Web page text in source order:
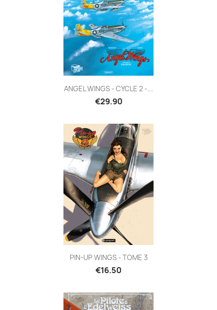
ANGEL WINGS - CYCLE 2 -...
€29.90
PIN-UP WINGS - TOME 3
€16.50